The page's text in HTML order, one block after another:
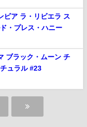
ア ラ・リビエラ ス
・プレス・ハニー
ブラック・ムーン チ
ュラル #23